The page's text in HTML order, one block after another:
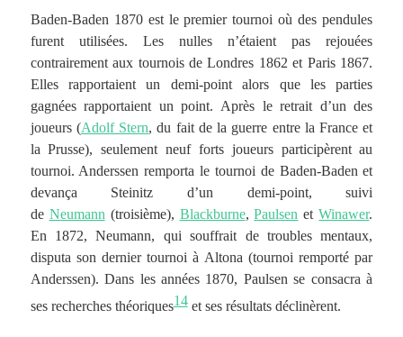
Baden-Baden 1870 est le premier tournoi où des pendules
furent utilisées. Les nulles n’étaient pas rejouées
contrairement aux tournois de Londres 1862 et Paris 1867.
Elles rapportaient un demi-point alors que les parties
gagnées rapportaient un point. Après le retrait d’un des
joueurs (Adolf Stern, du fait de la guerre entre la France et
la Prusse), seulement neuf forts joueurs participèrent au
tournoi. Anderssen remporta le tournoi de Baden-Baden et
devança Steinitz d’un demi-point, suivi
de Neumann (troisième), Blackburne,Paulsen etWinawer.
En 1872, Neumann, qui souffrait de troubles mentaux,
disputa son dernier tournoi à Altona (tournoi remporté par
Anderssen). Dans les années 1870, Paulsen se consacra à
ses recherches théoriques14et ses résultats déclinèrent.